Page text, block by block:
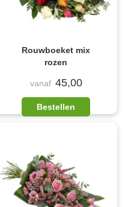
Rouwboeket mix
rozen
vanaf 45,00
Bestellen